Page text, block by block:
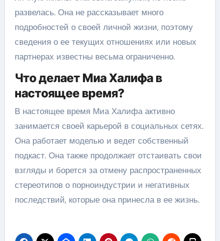
развелась. Она не рассказывает много
подробностей о своей личной жизни, поэтому
сведения о ее текущих отношениях или новых
партнерах известны весьма ограниченно.
Что делает Миа Халифа в
настоящее время?
В настоящее время Миа Халифа активно
занимается своей карьерой в социальных сетях.
Она работает моделью и ведет собственный
подкаст. Она также продолжает отстаивать свои
взгляды и борется за отмену распространенных
стереотипов о порноиндустрии и негативных
последствий, которые она принесла в ее жизнь.